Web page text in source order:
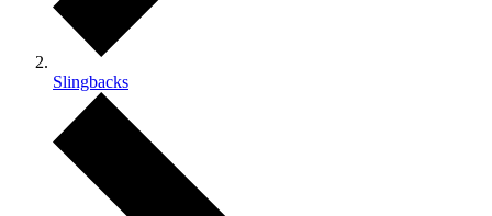
Slingbacks